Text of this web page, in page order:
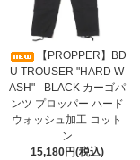
【PROPPER】BD
U TROUSER "HARD W
ASH" - BLACK カーゴパ
ンツ プロッパー ハード
ウォッシュ加工 コット
ン
15,180円(税込)